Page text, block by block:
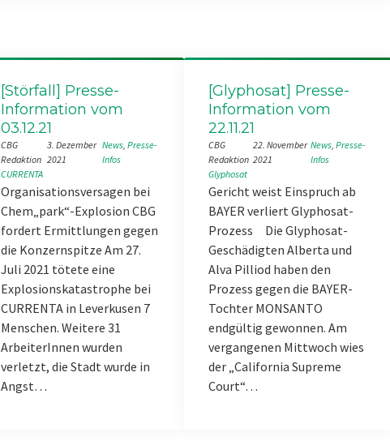
[Störfall] Presse-
Information vom
03.12.21
CBG
Redaktion
3. Dezember
2021
News, Presse-
Infos
CURRENTA
Organisationsversagen bei
Chem„park“-Explosion CBG
fordert Ermittlungen gegen
die Konzernspitze Am 27.
Juli 2021 tötete eine
Explosionskatastrophe bei
CURRENTA in Leverkusen 7
Menschen. Weitere 31
ArbeiterInnen wurden
verletzt, die Stadt wurde in
Angst…
[Glyphosat] Presse-
Information vom
22.11.21
CBG
Redaktion
22. November
2021
News, Presse-
Infos
Glyphosat
Gericht weist Einspruch ab
BAYER verliert Glyphosat-
Prozess Die Glyphosat-
Geschädigten Alberta und
Alva Pilliod haben den
Prozess gegen die BAYER-
Tochter MONSANTO
endgültig gewonnen. Am
vergangenen Mittwoch wies
der „California Supreme
Court“…